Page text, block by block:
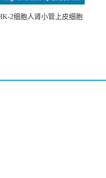
2细胞人肾小管上皮细胞